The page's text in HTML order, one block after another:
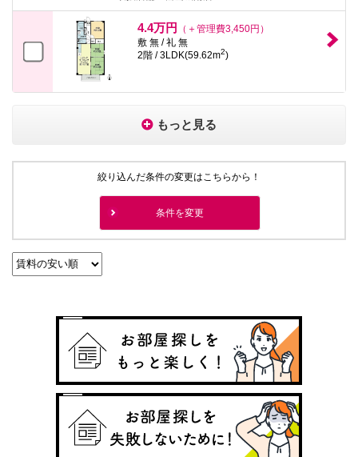
4.4万円
（＋管理費3,450円）
敷 無 / 礼 無
2階 / 3LDK(59.62m2)
もっと見る
絞り込んだ条件の変更はこちらから！
条件を変更